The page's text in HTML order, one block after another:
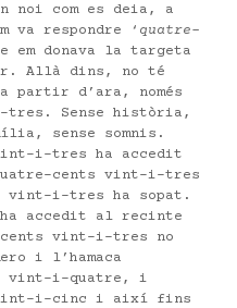
noi com es deia, a
va respondre ‘ quatre-
em donava la targeta
Allà dins, no té
partir d’ara, només
tres. Sense història,
sense somnis.
vint-i-tres ha accedit
cents vint-i-tres
vint-i-tres ha sopat.
accedit al recinte
cents vint-i-tres no
i l’hamaca
vint-i-quatre, i
vint-i-cinc i així fins